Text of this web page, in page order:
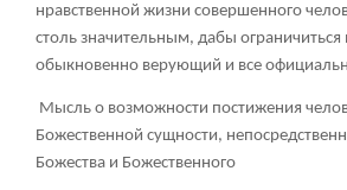
нравственной жизни совершенного
столь значительным, дабы ограничиться
обыкновенно верующий и все
Мысль о возможности постижения
Божественной сущности,
Божества и Божественного